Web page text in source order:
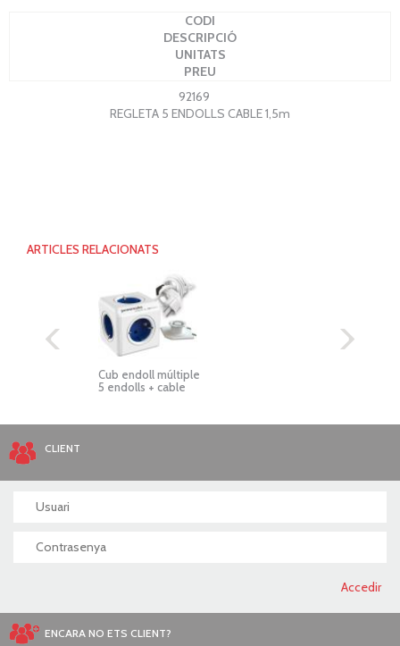
CODI
DESCRIPCIÓ
UNITATS
PREU
92169
REGLETA 5 ENDOLLS CABLE 1,5m
ARTICLES RELACIONATS
Cub endoll múltiple
5 endolls + cable
CLIENT
ENCARA NO ETS CLIENT?